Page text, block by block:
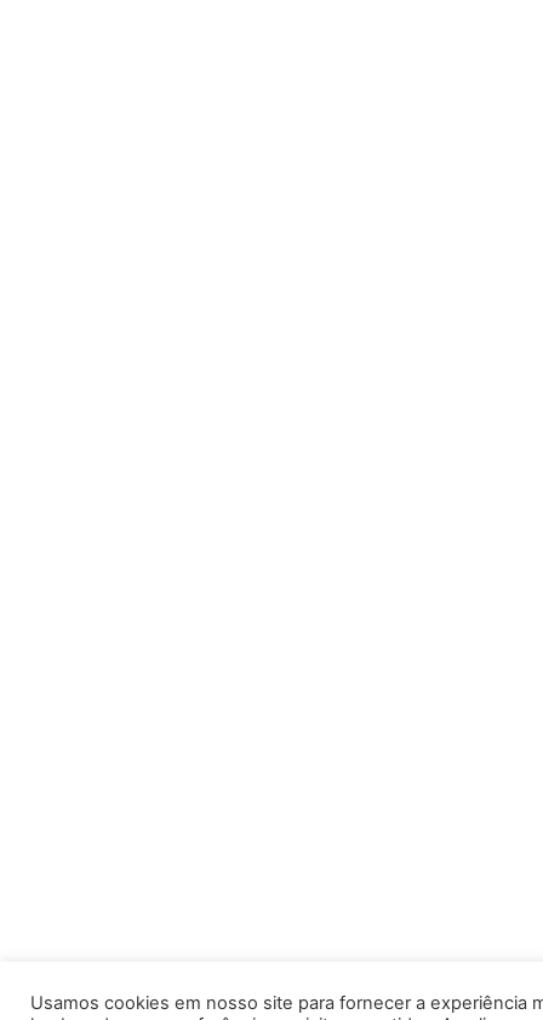
Usamos cookies em nosso site para fornecer a experiência